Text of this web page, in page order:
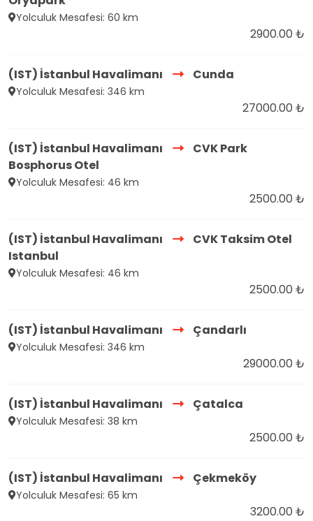
Yolculuk Mesafesi: 60 km
2900.00 ₺
(IST) İstanbul Havalimanı Cunda
Yolculuk Mesafesi: 346 km
27000.00 ₺
(IST) İstanbul Havalimanı
CVK Park
Bosphorus Otel
Yolculuk Mesafesi: 46 km
2500.00 ₺
(IST) İstanbul Havalimanı
CVK Taksim Otel
Istanbul
Yolculuk Mesafesi: 46 km
2500.00 ₺
(IST) İstanbul Havalimanı Çandarlı
Yolculuk Mesafesi: 346 km
29000.00 ₺
(IST) İstanbul Havalimanı Çatalca
Yolculuk Mesafesi: 38 km
2500.00 ₺
(IST) İstanbul Havalimanı Çekmeköy
Yolculuk Mesafesi: 65 km
3200.00 ₺